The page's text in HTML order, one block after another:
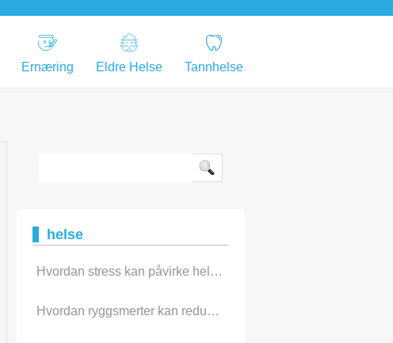
Ernæring Eldre Helse Tannhelse
helse
Hvordan stress kan påvirke helsen din -
Hvordan ryggsmerter kan reduseres effektivt